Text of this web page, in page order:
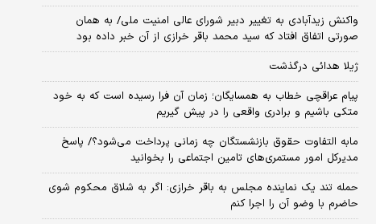
واکنش زیدآبادی به تغییر دبیر شورای عالی امنیت ملی/ به همان
صورتی اتفاق افتاد که سید محمد باقر خرازی از آن خبر داده بود
ژیلا هدائی درگذشت
پیام عراقچی خطاب به همسایگان؛ زمان آن فرا رسیده است که به خود
متکی باشیم و برادری واقعی را در پیش گیریم
مابه التفاوت حقوق بازنشستگان چه زمانی پرداخت می‌شود؟/ پاسخ
مدیرکل امور مستمری‌های تامین اجتماعی را بخوانید
حمله تند یک نماینده مجلس به باقر خرازی: اگر به شلاق محکوم شوی
حاضرم با وضو آن را اجرا کنم